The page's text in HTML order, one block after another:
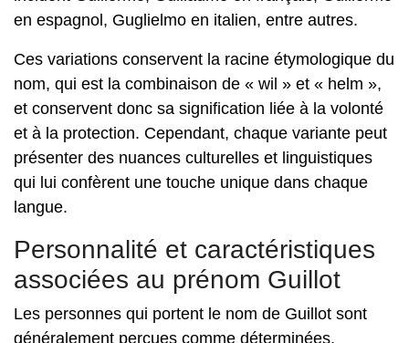
en espagnol, Guglielmo en italien, entre autres.
Ces variations conservent la racine étymologique du
nom, qui est la combinaison de « wil » et « helm »,
et conservent donc sa signification liée à la volonté
et à la protection. Cependant, chaque variante peut
présenter des nuances culturelles et linguistiques
qui lui confèrent une touche unique dans chaque
langue.
Personnalité et caractéristiques
associées au prénom Guillot
Les personnes qui portent le nom de Guillot sont
généralement perçues comme déterminées,